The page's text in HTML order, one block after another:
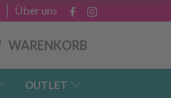
Über uns
WARENKORB
OUTLET